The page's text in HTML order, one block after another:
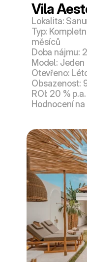
Vila
Lokalita:
Typ:
měsíců
Doba nájmu:
Model:
Otevřeno:
Obsazenost:
ROI: 20 % p.a.
Hodnocení